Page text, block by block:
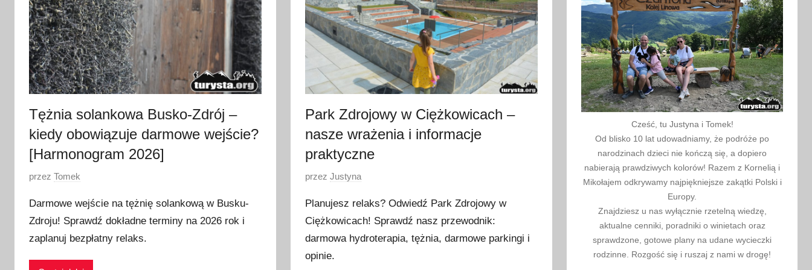
Tężnia solankowa Busko-Zdrój –
kiedy obowiązuje darmowe wejście?
[Harmonogram 2026]
O
u
b
l
przez Tomek
Darmowe wejście na tężnię solankową w Busku-
Zdroju! Sprawdź dokładne terminy na 2026 rok i
zaplanuj bezpłatny relaks.
Park Zdrojowy w Ciężkowicach –
nasze wrażenia i informacje
praktyczne
O
u
b
l
i
przezJustyna
Planujesz relaks? Odwiedź Park Zdrojowy w
Ciężkowicach! Sprawdź nasz przewodnik:
darmowa hydroterapia, tężnia, darmowe parkingi i
opinie.
Cześć, tu Justyna i Tomek!
Od blisko 10 lat udowadniamy, że podróże po
narodzinach dzieci nie kończą się, a dopiero
nabierają prawdziwych kolorów! Razem z Kornelią i
Mikołajem odkrywamy najpiękniejsze zakątki Polski i
Europy.
Znajdziesz u nas wyłącznie rzetelną wiedzę,
aktualne cenniki, poradniki o winietach oraz
sprawdzone, gotowe plany na udane wycieczki
rodzinne. Rozgość się i ruszaj z nami w drogę!